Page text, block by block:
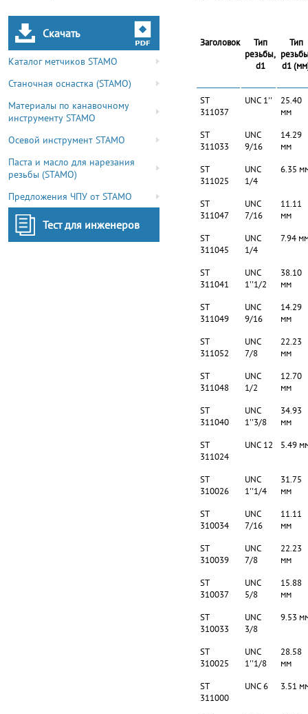
Скачать
Каталог метчиков STAMO
Станочная оснастка (STAMO)
Материалы по канавочному
инструменту STAMO
Осевой инструмент STAMO
Паста и масло для нарезания
резьбы (STAMO)
Предложения ЧПУ от STAMO
Тест для инженеров
Заголовок
Тип
резьбы,
d1
Тип
d1
ST
311037
UNC 1''
25.40
мм
ST
311033
UNC
9/16
14.29
мм
ST
311025
UNC
1/4
6.35
ST
311047
UNC
7/16
11.11
мм
ST
311045
UNC
1/4
7.94
ST
311041
UNC
1''1/2
38.10
мм
ST
311049
UNC
9/16
14.29
мм
ST
311052
UNC
7/8
22.23
мм
ST
311048
UNC
1/2
12.70
мм
ST
311040
UNC
1''3/8
34.93
мм
ST
311024
UNC 12 5.49
ST
310026
UNC
1''1/4
31.75
мм
ST
310034
UNC
7/16
11.11
мм
ST
310039
UNC
7/8
22.23
мм
ST
310037
UNC
5/8
15.88
мм
ST
310033
UNC
3/8
9.53
ST
310025
UNC
1''1/8
28.58
мм
ST
311000
UNC 6 3.51